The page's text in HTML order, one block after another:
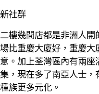
新社群
二樓幾間店都是非洲人
場比重慶大廈好，重慶
意。加上荃灣區內有兩
集，現在多了南亞人士
種族更多元化。